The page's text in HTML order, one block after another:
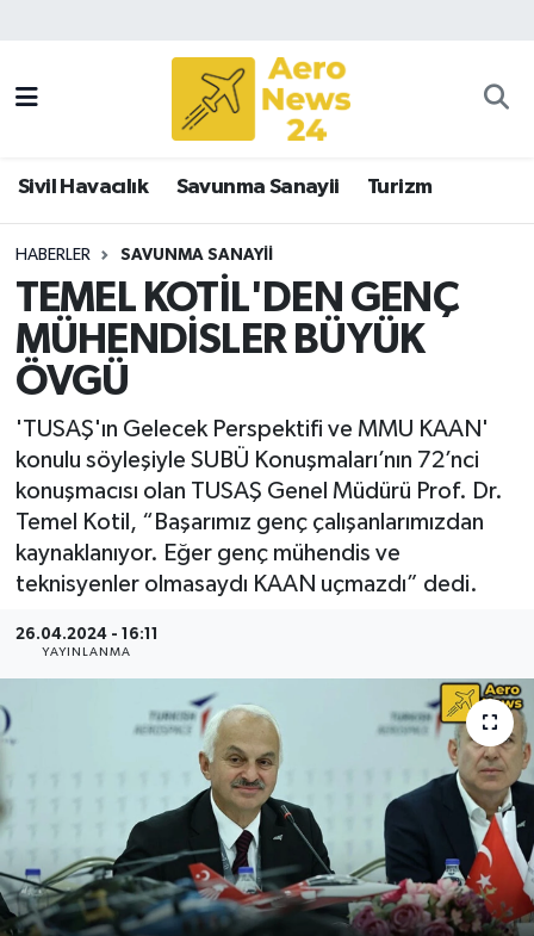
Sivil Havacılık Savunma Sanayii Turizm
HABERLER SAVUNMA SANAYII
TEMEL KOTİL'DEN GENÇ
MÜHENDİSLER BÜYÜK
ÖVGÜ
'TUSAŞ'ın Gelecek Perspektifi ve MMU KAAN'
konulu söyleşiyle SUBÜ Konuşmaları’nın 72’nci
konuşmacısı olan TUSAŞ Genel Müdürü Prof. Dr.
Temel Kotil, “Başarımız genç çalışanlarımızdan
kaynaklanıyor. Eğer genç mühendis ve
teknisyenler olmasaydı KAAN uçmazdı” dedi.
26.04.2024 - 16:11
YAYINLANMA